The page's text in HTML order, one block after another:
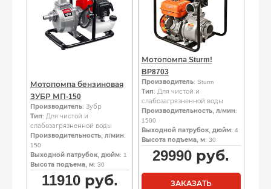
Мотопомпа бензиновая
ЗУБР МП-150
Производитель: Зубр
Тип: Для чистой и
слабозагрязненной воды
Производительность, л/мин:
150
Выходной патрубок, дюйм: 1
Высота подъема, м: 30
11910руб.
Мотопомпа Sturm!
BP8703
Производитель: Sturm
Тип: Для чистой и
слабозагрязненной воды
Производительность, л/мин:
1500
Выходной патрубок, дюйм: 4
Высота подъема, м: 30
29990 руб.
ЗАКАЗАТЬ